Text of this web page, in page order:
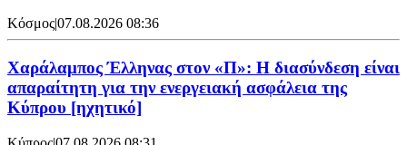
Κόσμος|07.08.2026 08:36
Χαράλαμπος Έλληνας στον «Π»: Η διασύνδεση είναι
απαραίτητη για την ενεργειακή ασφάλεια της
Κύπρου [ηχητικό]